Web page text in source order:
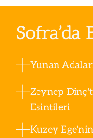
Sofra’da
Yunan
Zeynep
Esintileri
Kuzey